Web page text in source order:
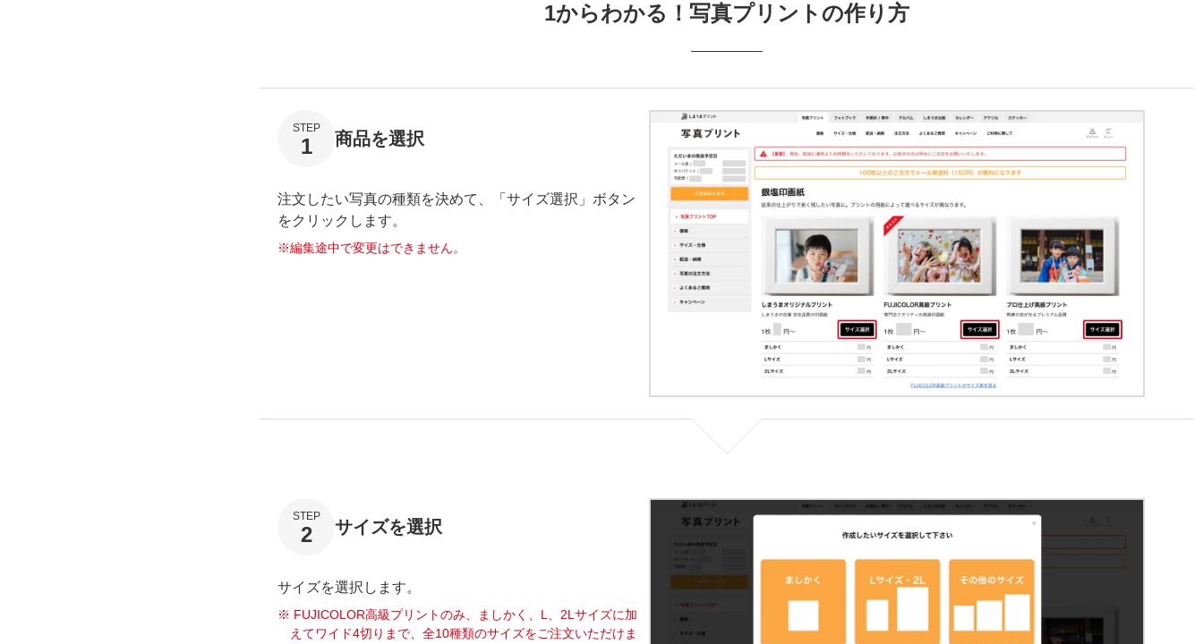
1からわかる！ 写真プリントの作り方
STEP
1 商品を選択
注文したい写真の種類を決めて、「サイズ選択」ボタン
をクリックします。
編集途中で変更はできません。
STEP
2 サイズを選択
サイズを選択します。
FUJICOLOR高級プリントのみ、ましかく、L、2Lサイズに加
えてワイド4切りまで、全10種類のサイズをご注文いただけま